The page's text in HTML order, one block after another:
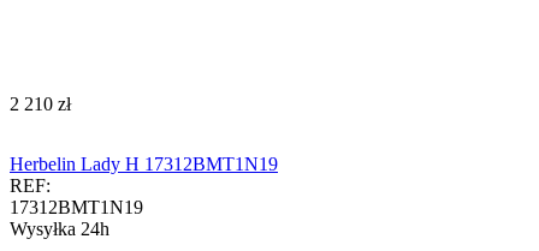
‍2 210‍ zł
Herbelin Lady H 17312BMT1N19
REF:
17312BMT1N19
Wysyłka 24h